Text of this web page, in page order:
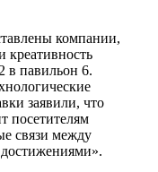
компании,
креативность
в павильон 6.
заявили, что
посетителям
связи между